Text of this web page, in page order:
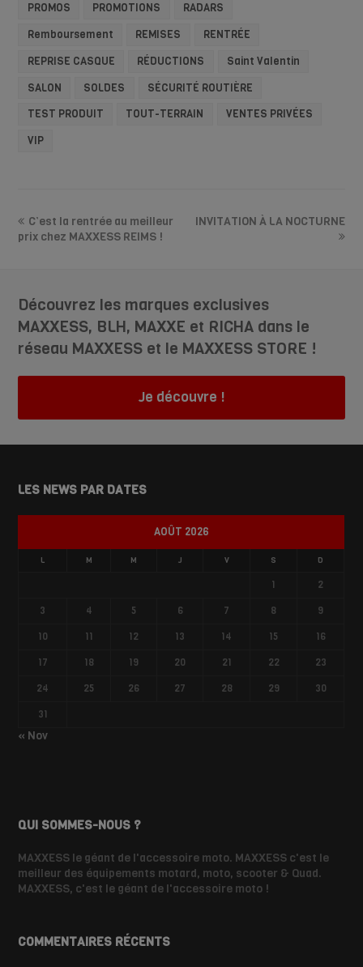
PROMOS
PROMOTIONS
RADARS
Remboursement
REMISES
RENTRÉE
REPRISE CASQUE
RÉDUCTIONS
Saint Valentin
SALON
SOLDES
SÉCURITÉ ROUTIÈRE
TEST PRODUIT
TOUT-TERRAIN
VENTES PRIVÉES
VIP
C’est la rentrée au meilleur
prix chez MAXXESS REIMS !
INVITATION À LA NOCTURNE
Découvrez les marques exclusives
MAXXESS, BLH, MAXXE et RICHA dans le
réseau MAXXESS et le MAXXESS STORE !
Je découvre !
LES NEWS PAR DATES
AOÛT 2026
L M M J V S D
1
2
3
4 5 6 7 8
9
10
11 12 13 14 15
16
17
18 19 20 21 22
23
24
25 26 27 28 29
30
31
« Nov
QUI SOMMES-NOUS ?
MAXXESS le géant de l'accessoire moto. MAXXESS c'est le
meilleur des équipements motard, moto, scooter & Quad.
MAXXESS, c'est le géant de l'accessoire moto !
COMMENTAIRES RÉCENTS